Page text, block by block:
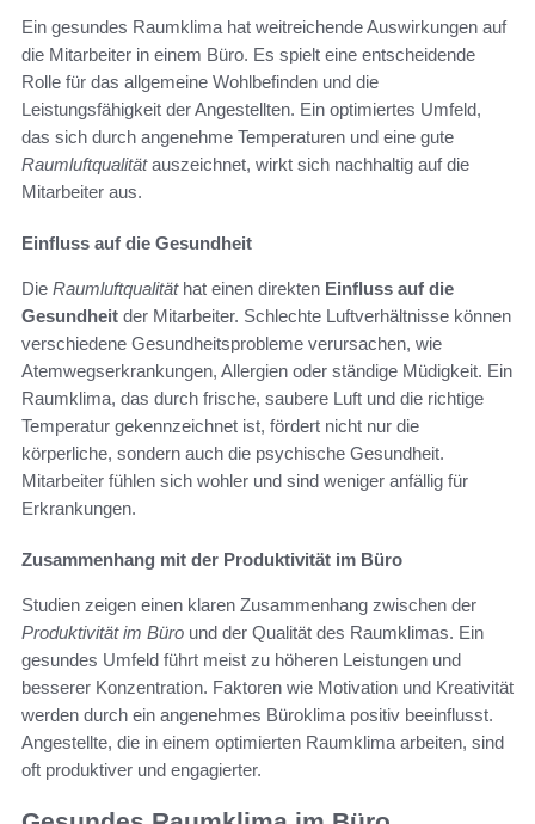
Ein gesundes Raumklima hat weitreichende Auswirkungen auf
die Mitarbeiter in einem Büro. Es spielt eine entscheidende
Rolle für das allgemeine Wohlbefinden und die
Leistungsfähigkeit der Angestellten. Ein optimiertes Umfeld,
das sich durch angenehme Temperaturen und eine gute
Raumluftqualitätauszeichnet, wirkt sich nachhaltig auf die
Mitarbeiter aus.
Einfluss auf die Gesundheit
Die Raumluftqualitäthat einen direkten Einfluss auf die
Gesundheit der Mitarbeiter. Schlechte Luftverhältnisse können
verschiedene Gesundheitsprobleme verursachen, wie
Atemwegserkrankungen, Allergien oder ständige Müdigkeit. Ein
Raumklima, das durch frische, saubere Luft und die richtige
Temperatur gekennzeichnet ist, fördert nicht nur die
körperliche, sondern auch die psychische Gesundheit.
Mitarbeiter fühlen sich wohler und sind weniger anfällig für
Erkrankungen.
Zusammenhang mit der Produktivität im Büro
Studien zeigen einen klaren Zusammenhang zwischen der
Produktivität im Büro und der Qualität des Raumklimas. Ein
gesundes Umfeld führt meist zu höheren Leistungen und
besserer Konzentration. Faktoren wie Motivation und Kreativität
werden durch ein angenehmes Büroklima positiv beeinflusst.
Angestellte, die in einem optimierten Raumklima arbeiten, sind
oft produktiver und engagierter.